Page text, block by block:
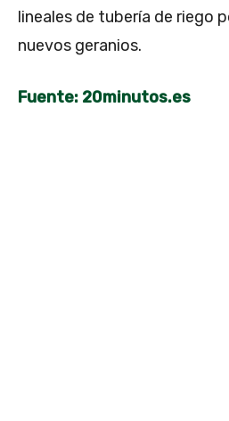
lineales de tubería de riego
nuevos geranios.
Fuente: 20minutos.es